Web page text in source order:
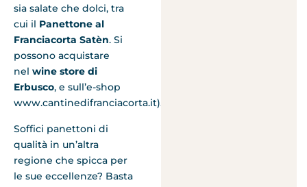
sia salate che dolci, tra
cui il Panettone al
Franciacorta Satèn. Si
possono acquistare
nel wine store di
Erbusco, e sull’e-shop
www.cantinedifranciacorta.it).
Soffici panettoni di
qualità in un’altra
regione che spicca per
le sue eccellenze? Basta